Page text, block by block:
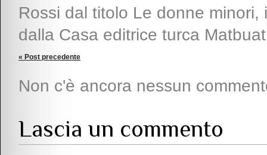
Rossi dal titolo Le donne
dalla Casa editrice turca
« Post precedente
Non c'è ancora nessun
Lascia un commento